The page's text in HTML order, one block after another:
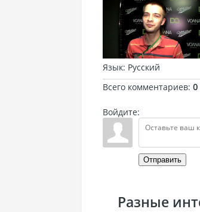
Язык: Русский
Всего комментариев: 0
Войдите:
Отправить
Разные